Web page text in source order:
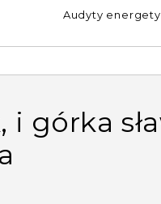
Audyty